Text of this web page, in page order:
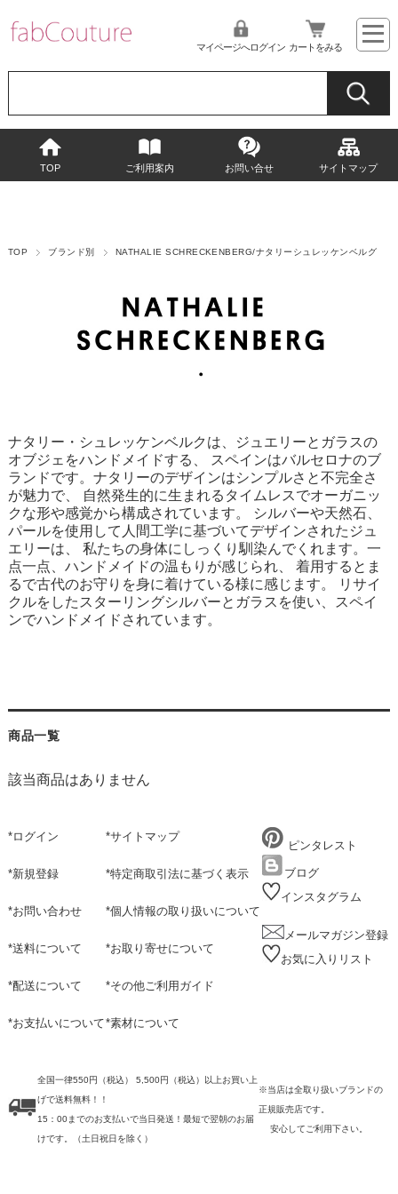
マイページへログイン カートをみる
TOP ご利用案内 お問い合せ サイトマップ
TOP ブランド別 NATHALIE SCHRECKENBERG/ナタリーシュレッケンベルグ
ナタリー・シュレッケンベルクは、ジュエリーとガラスの
オブジェをハンドメイドする、 スペインはバルセロナのブ
ランドです。ナタリーのデザインはシンプルさと不完全さ
が魅力で、 自然発生的に生まれるタイムレスでオーガニッ
クな形や感覚から構成されています。 シルバーや天然石、
パールを使用して人間工学に基づいてデザインされたジュ
エリーは、 私たちの身体にしっくり馴染んでくれます。一
点一点、ハンドメイドの温もりが感じられ、 着用するとま
るで古代のお守りを身に着けている様に感じます。 リサイ
クルをしたスターリングシルバーとガラスを使い、スペイ
ンでハンドメイドされています。
商品一覧
該当商品はありません
*ログイン
*新規登録
*お問い合わせ
*送料について
*配送について
*お支払いについて
*サイトマップ
*特定商取引法に基づく表示
*個人情報の取り扱いについて
*お取り寄せについて
*その他ご利用ガイド
*素材について
ピンタレスト
ブログ
インスタグラム
メールマガジン登録
お気に入りリスト
全国一律550円（税込） 5,500円（税込）以上お買い上
げで送料無料！！
15：00までのお支払いで当日発送！最短で翌朝のお届
けです。
（土日祝日を除く）
※当店は全取り扱いブランドの
正規販売店です。
安心してご利用下さい。